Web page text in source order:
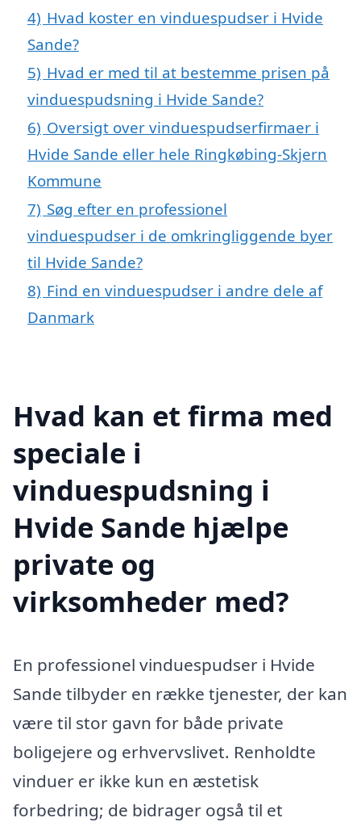
4) Hvad koster en vinduespudser i Hvide
Sande?
5) Hvad er med til at bestemme prisen på
vinduespudsning i Hvide Sande?
6) Oversigt over vinduespudserfirmaer i
Hvide Sande eller hele Ringkøbing-Skjern
Kommune
7) Søg efter en professionel
vinduespudser i de omkringliggende byer
til Hvide Sande?
8) Find en vinduespudser i andre dele af
Danmark
Hvad kan et firma med
speciale i
vinduespudsning i
Hvide Sande hjælpe
private og
virksomheder med?
En professionel vinduespudser i Hvide
Sande tilbyder en række tjenester, der kan
være til stor gavn for både private
boligejere og erhvervslivet. Renholdte
vinduer er ikke kun en æstetisk
forbedring; de bidrager også til et